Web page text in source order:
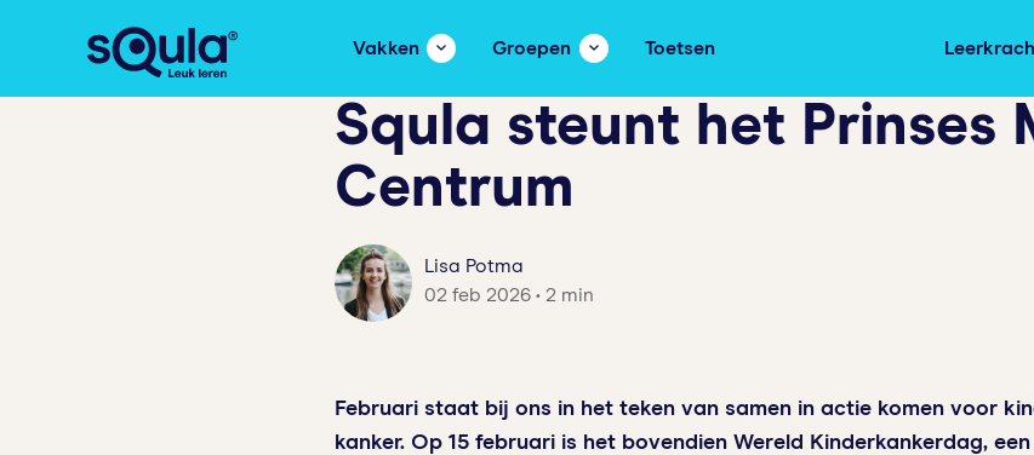
Vakken Groepen Toetsen
Squla steunt het Prinses
Centrum
Lisa Potma
02 feb 2026 • 2 min
Februari staat bij ons in het teken van samen in actie komen voor
kanker. Op 15 februari is het bovendien Wereld Kinderkankerdag,